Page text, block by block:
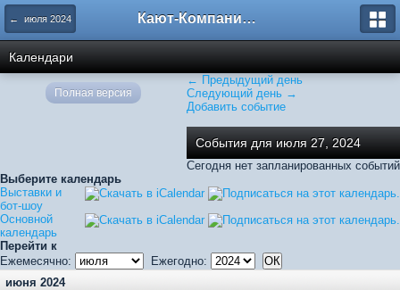
← июля 2024 Кают-Компания "Катера и Яхты"
Календари
← Предыдущий день
Следующий день →
Добавить событие
События для июля 27, 2024
Сегодня нет запланированных событий
Выберите календарь
Выставки и
бот-шоу
Основной
календарь
Перейти к
Ежемесячно:
Ежегодно:
июня 2024
Полная версия